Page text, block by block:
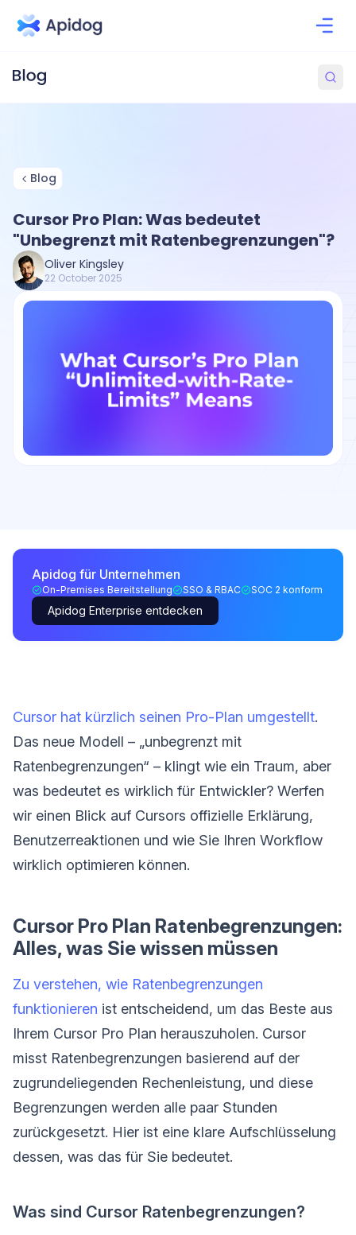
Blog
Cursor Pro Plan: Was bedeutet
"Unbegrenzt mit Ratenbegrenzungen"?
Oliver Kingsley
22 October 2025
Apidog für Unternehmen
On-Premises Bereitstellung SSO & RBAC SOC 2 konform
Apidog Enterprise entdecken
Cursor hat kürzlich seinen Pro-Plan umgestellt.
Das neue Modell – „unbegrenzt mit
Ratenbegrenzungen“ – klingt wie ein Traum, aber
was bedeutet es wirklich für Entwickler? Werfen
wir einen Blick auf Cursors offizielle Erklärung,
Benutzerreaktionen und wie Sie Ihren Workflow
wirklich optimieren können.
Cursor Pro Plan Ratenbegrenzungen:
Alles, was Sie wissen müssen
Zu verstehen, wie Ratenbegrenzungen
funktionieren ist entscheidend, um das Beste aus
Ihrem Cursor Pro Plan herauszuholen. Cursor
misst Ratenbegrenzungen basierend auf der
zugrundeliegenden Rechenleistung, und diese
Begrenzungen werden alle paar Stunden
zurückgesetzt. Hier ist eine klare Aufschlüsselung
dessen, was das für Sie bedeutet.
Was sind Cursor Ratenbegrenzungen?